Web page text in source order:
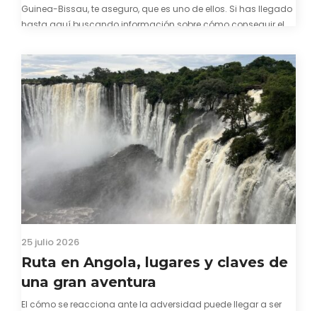
Guinea-Bissau, te aseguro, que es uno de ellos. Si has llegado
hasta aquí buscando información sobre cómo conseguir el
hayas encontrado con que…
25 julio 2026
Ruta en Angola, lugares y claves de
una gran aventura
El cómo se reacciona ante la adversidad puede llegar a ser